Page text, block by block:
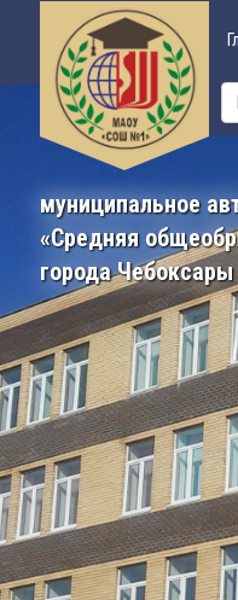
муниципальное
«Средняя
города